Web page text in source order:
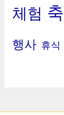
체험
행사 휴식